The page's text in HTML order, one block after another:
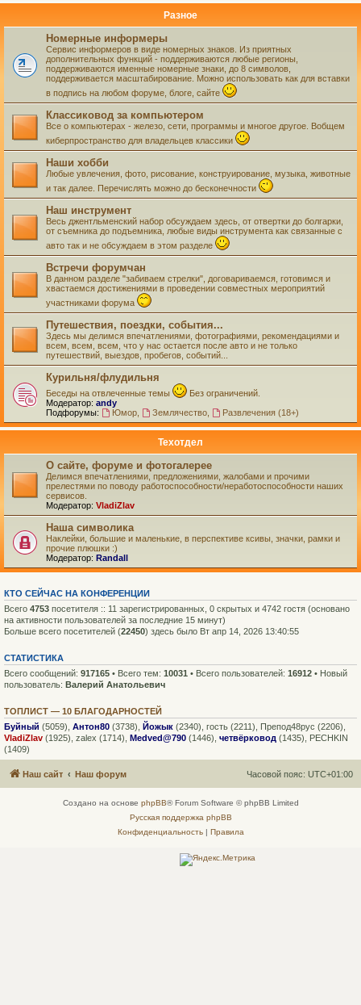
Разное
Номерные информеры
Сервис информеров в виде номерных знаков. Из приятных
дополнительных функций - поддерживаются любые регионы,
поддерживаются именные номерные знаки, до 8 символов,
поддерживается масштабирование. Можно использовать как для вставки
в подпись на любом форуме, блоге, сайте
Классиковод за компьютером
Все о компьютерах - железо, сети, программы и многое другое. Вобщем
киберпространство для владельцев классики
Наши хобби
Любые увлечения, фото, рисование, конструирование, музыка, животные
и так далее. Перечислять можно до бесконечности
Наш инструмент
Весь джентльменский набор обсуждаем здесь, от отвертки до болгарки,
от съемника до подъемника, любые виды инструмента как связанные с
авто так и не обсуждаем в этом разделе
Встречи форумчан
В данном разделе "забиваем стрелки", договариваемся, готовимся и
хвастаемся достижениями в проведении совместных мероприятий
участниками форума
Путешествия, поездки, события...
Здесь мы делимся впечатлениями, фотографиями, рекомендациями и
всем, всем, всем, что у нас остается после авто и не только
путешествий, выездов, пробегов, событий...
Курильня/флудильня
Беседы на отвлеченные темы
Без ограничений.
Модератор: andy
Подфорумы:
Юмор, Землячество, Развлечения (18+)
Техотдел
О сайте, форуме и фотогалерее
Делимся впечатлениями, предложениями, жалобами и прочими
прелестями по поводу работоспособности/неработоспособности наших
сервисов.
Модератор: VladiZlav
Наша символика
Наклейки, большие и маленькие, в перспективе ксивы, значки, рамки и
прочие плюшки :)
Модератор: Randall
КТО СЕЙЧАС НА КОНФЕРЕНЦИИ
Всего 4753 посетителя :: 11 зарегистрированных, 0 скрытых и 4742 гостя (основано
на активности пользователей за последние 15 минут)
Больше всего посетителей (22450) здесь было Вт апр 14, 2026 13:40:55
СТАТИСТИКА
Всего сообщений: 917165 • Всего тем: 10031 • Всего пользователей: 16912 • Новый
пользователь: Валерий Анатольевич
ТОПЛИСТ — 10 БЛАГОДАРНОСТЕЙ
Буйный (5059), Антон80 (3738), Йожык (2340), гость (2211), Препод48рус (2206),
VladiZlav (1925), zalex (1714), Medved@790 (1446), четвёрковод (1435), PECHKIN
(1409)
Наш сайт Наш форум Часовой пояс: UTC+01:00
Создано на основе phpBB® Forum Software © phpBB Limited
Русская поддержка phpBB
Конфиденциальность| Правила